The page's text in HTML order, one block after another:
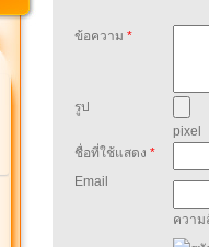
ข้อความ *
รูป
pixel
ชื่อที่ใช้แสดง *
Email
ความ